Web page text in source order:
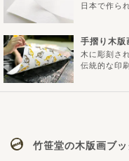
手摺り木版
木に彫刻さ
伝統的な印
日本で作ら
竹笹堂の木版画ブ